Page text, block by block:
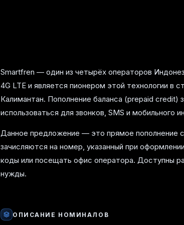
Smartfren — один из четырёх операторов
4G LTE и является пионером этой технологии в
Калимантан. Пополнение баланса (prepaid
использоваться для звонков, SMS и мобильного
Данное предложение — это прямое пополнение
зачисляются на номер, указанный при
коды или посещать офис оператора. Доступны
нужды.
ОПИСАНИЕ НОМИНАЛОВ